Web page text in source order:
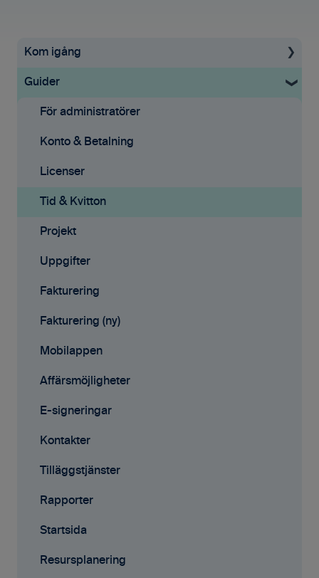
Kom igång
Uppstartsguide
Grundinställningar
Ekonomisystem
Tid & Kvitton
Projekt
Fakturering (ny)
Kontakter
Avtal
Affärsmöjligheter
Rapporter
Samarbete
Mobilappen
Guider
För administratörer
Konto & Betalning
Licenser
Tid & Kvitton
Projekt
Uppgifter
Fakturering
Fakturering (ny)
Mobilappen
Affärsmöjligheter
E-signeringar
Kontakter
Tilläggstjänster
Rapporter
Startsida
Resursplanering